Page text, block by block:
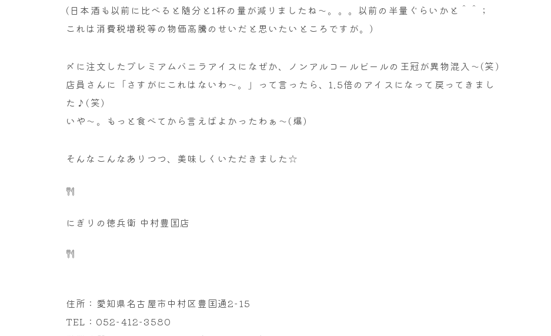
(日本酒も以前に比べると随分と1杯の量が減りましたね～。。。以前の半量ぐらいかと＾＾；
これは消費税増税等の物価高騰のせいだと思いたいところですが。)
〆に注文したプレミアムバニラアイスになぜか、ノンアルコールビールの王冠が異物混入～(笑)
店員さんに「さすがにこれはないわ～。」って言ったら、1.5倍のアイスになって戻ってきまし
た♪(笑)
いや～。もっと食べてから言えばよかったわぁ～(爆)
そんなこんなありつつ、美味しくいただきました☆
にぎりの徳兵衛 中村豊国店
住所：愛知県名古屋市中村区豊国通2-15
TEL：052-412-3580